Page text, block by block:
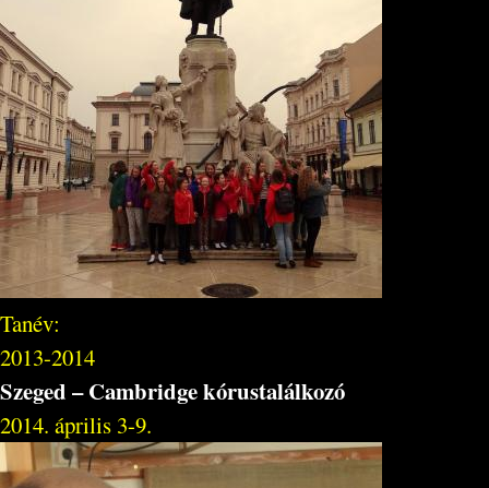
Tanév:
2013-2014
Szeged – Cambridge kórustalálkozó
2014. április 3-9.